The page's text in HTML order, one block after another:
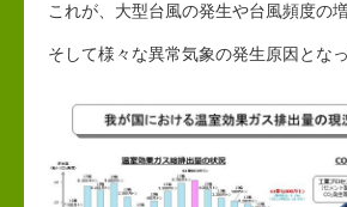
これが、大型台風の発生や台風頻度の増
そして様々な異常気象の発生原因となっ